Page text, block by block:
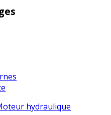
hydraulique